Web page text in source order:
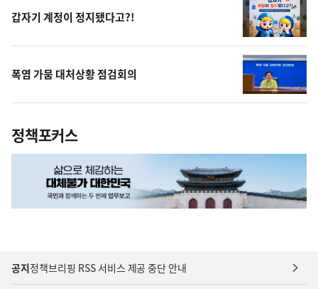
갑자기 계정이 정지됐다고?!
폭염 가뭄 대처상황 점검회의
정책포커스
공지정책브리핑 RSS 서비스 제공 중단 안내